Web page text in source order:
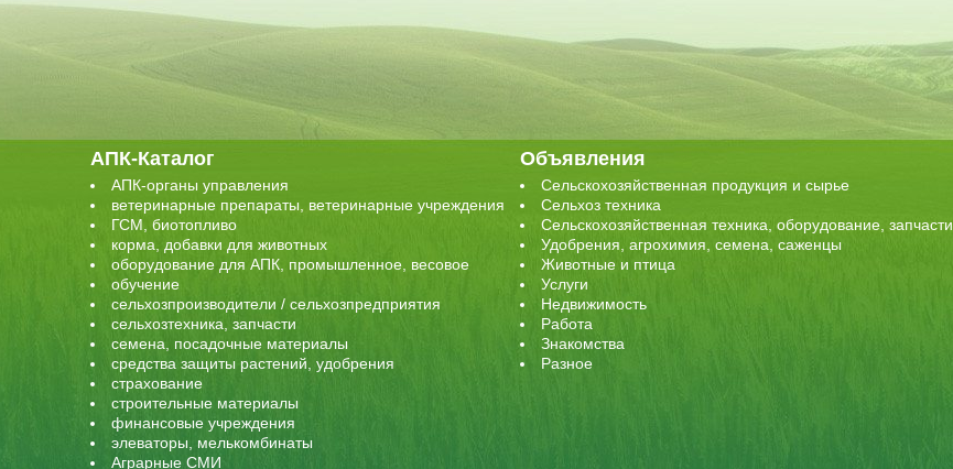
АПК-Каталог
АПК-органы управления
ветеринарные препараты, ветеринарные учреждения
ГСМ, биотопливо
корма, добавки для животных
оборудование для АПК, промышленное, весовое
обучение
сельхозпроизводители / сельхозпредприятия
сельхозтехника, запчасти
семена, посадочные материалы
средства защиты растений, удобрения
страхование
строительные материалы
финансовые учреждения
элеваторы, мелькомбинаты
Аграрные СМИ
Объявления
Сельскохозяйственная продукция и сырье
Сельхоз техника
Сельскохозяйственная техника, оборудование, запчасти
Удобрения, агрохимия, семена, саженцы
Животные и птица
Услуги
Недвижимость
Работа
Знакомства
Разное